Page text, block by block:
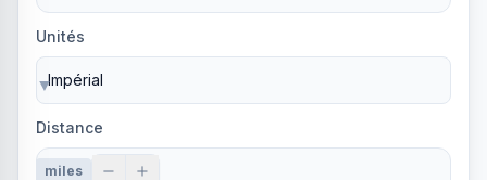
Unités
▼
Distance
miles